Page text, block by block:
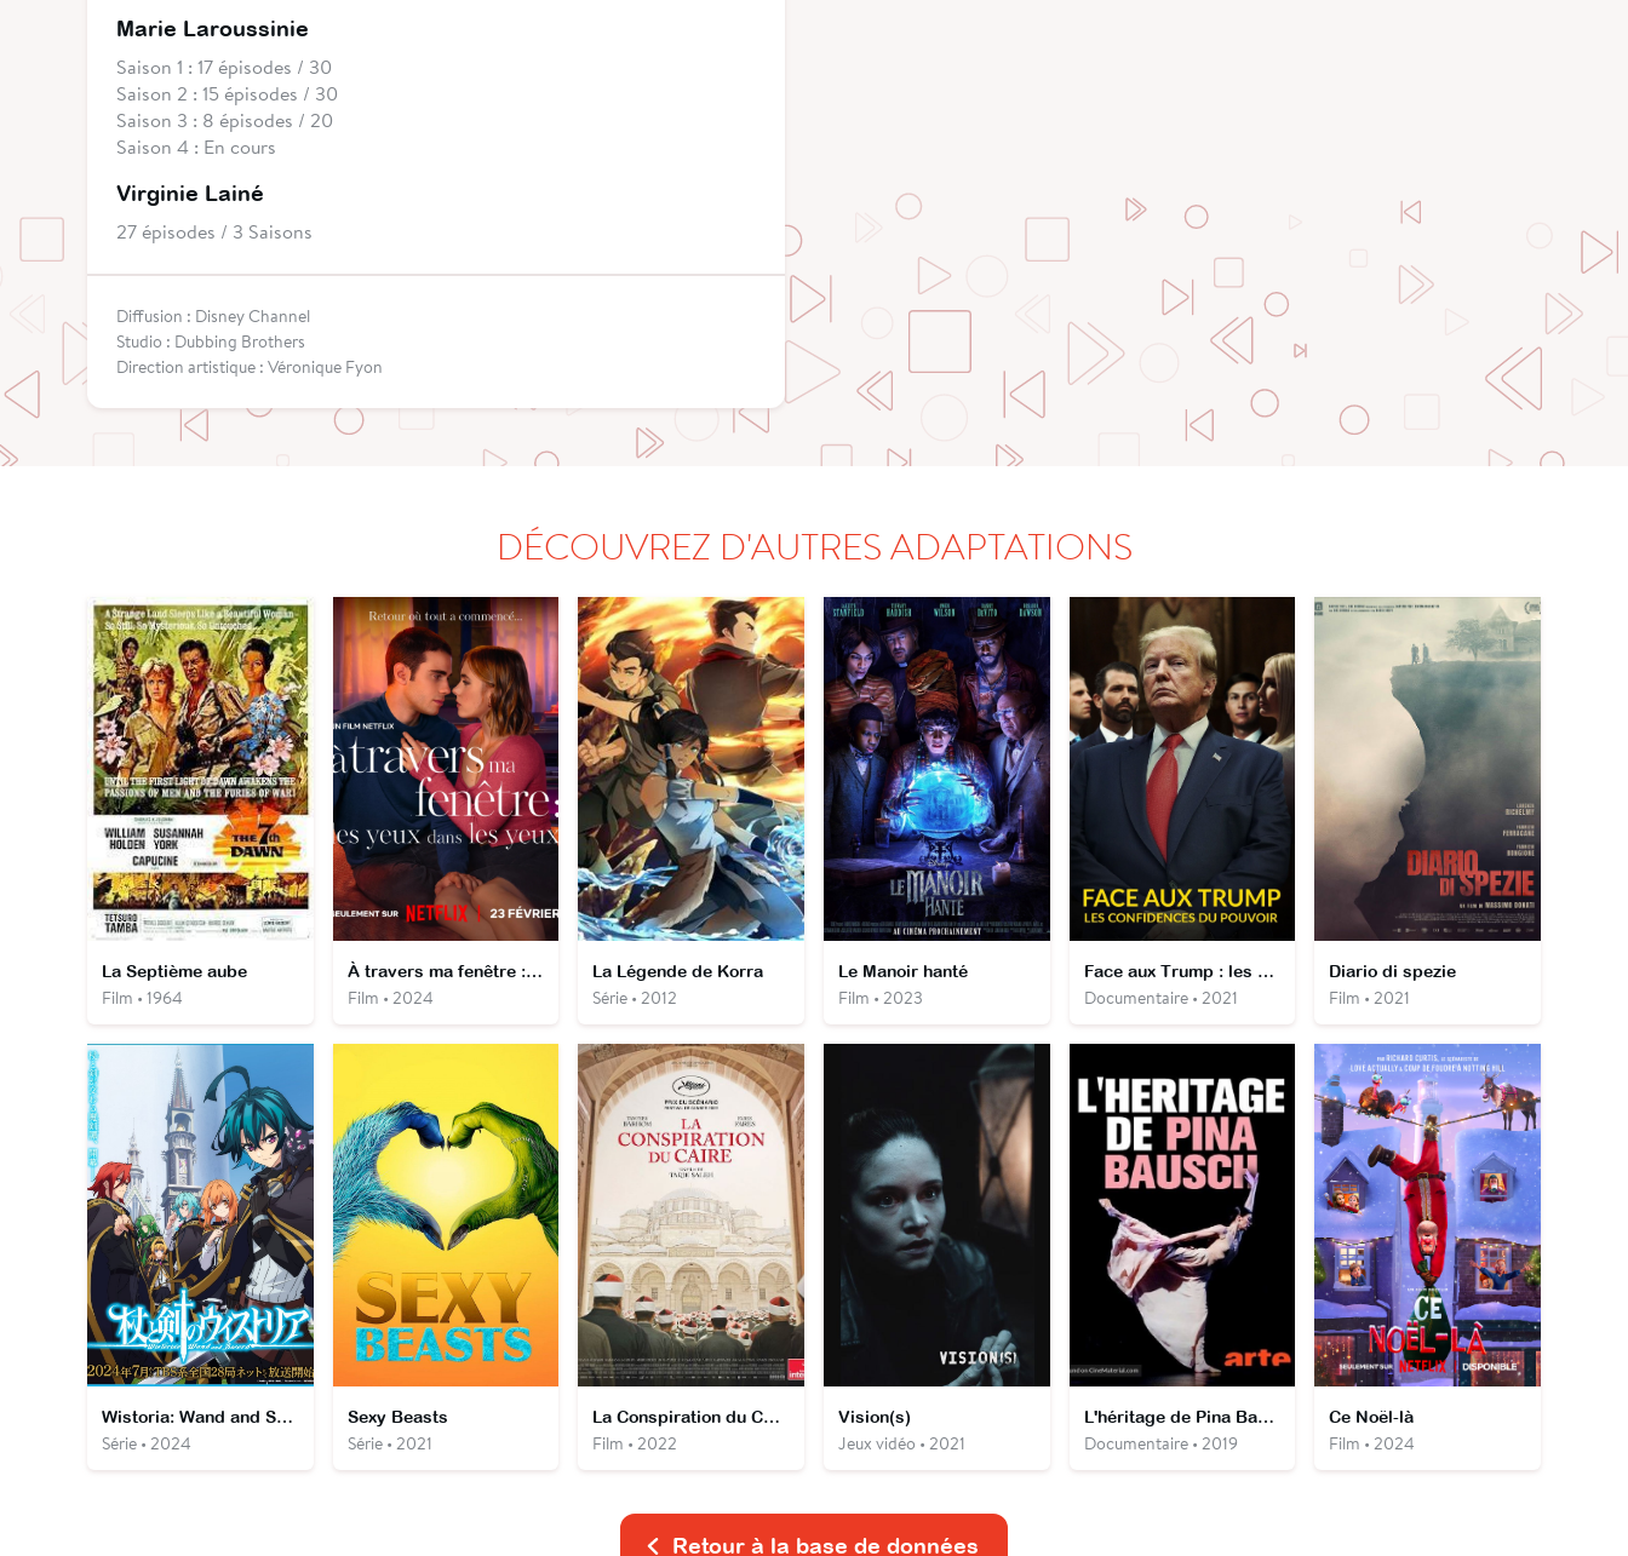
Marie Laroussinie
Saison 1 : 17 épisodes / 30
Saison 2 : 15 épisodes / 30
Saison 3 : 8 épisodes / 20
Saison 4 : En cours
Virginie Lainé
27 épisodes / 3 Saisons
Diffusion : Disney Channel
Studio : Dubbing Brothers
Direction artistique : Véronique Fyon
DÉCOUVREZ D'AUTRES ADAPTATIONS
La Septième aube
Film • 1964
À travers ma fenêtre : les yeux dans les yeux
Film • 2024
La Légende de Korra
Série • 2012
Le Manoir hanté
Film • 2023
Face aux Trump : les confidences du pouvoir
Documentaire • 2021
Diario di spezie
Film • 2021
Wistoria: Wand and Sword
Série • 2024
Sexy Beasts
Série • 2021
La Conspiration du Caire
Film • 2022
Vision(s)
Jeux vidéo • 2021
L'héritage de Pina Bausch
Documentaire • 2019
Ce Noël-là
Film • 2024
Retour à la base de données